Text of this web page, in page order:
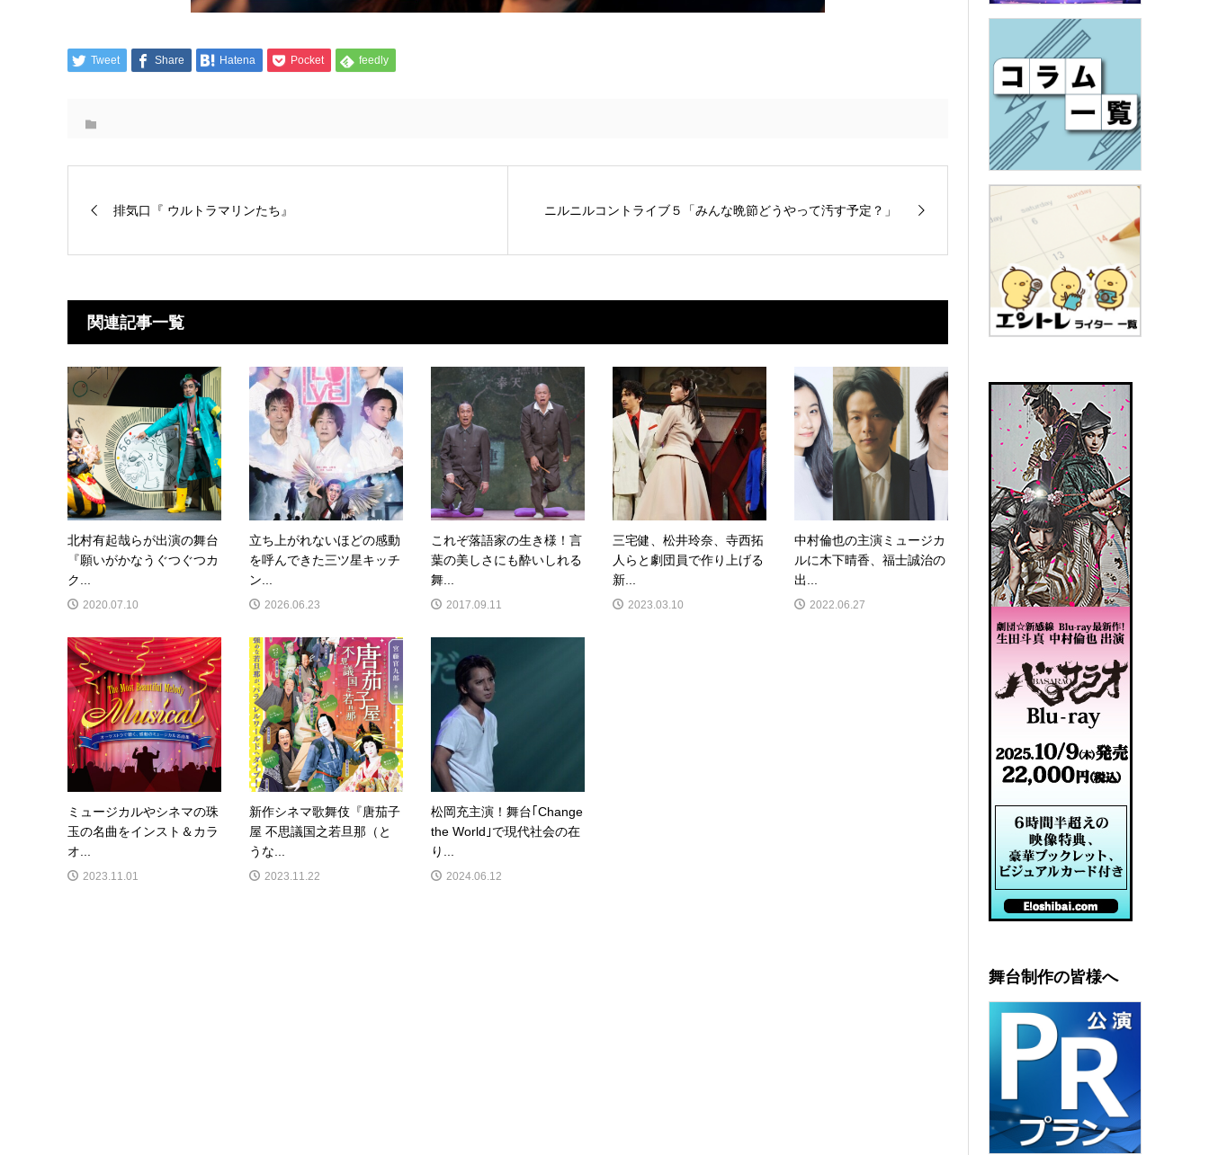
Tweet Share Hatena Pocket feedly
排気口『 ウルトラマリンたち』 ニルニルコントライブ５「みんな晩節どうやって汚す予定？」
関連記事一覧
北村有起哉らが出演の舞台
『願いがかなうぐつぐつカ
ク...
2020.07.10
立ち上がれないほどの感動
を呼んできた三ツ星キッチ
ン...
2026.06.23
これぞ落語家の生き様！言
葉の美しさにも酔いしれる
舞...
2017.09.11
三宅健、松井玲奈、寺西拓
人らと劇団員で作り上げる
新...
2023.03.10
中村倫也の主演ミュージカ
ルに木下晴香、福士誠治の
出...
2022.06.27
ミュージカルやシネマの珠
玉の名曲をインスト＆カラ
オ...
2023.11.01
新作シネマ歌舞伎『唐茄子
屋 不思議国之若旦那（と
うな...
2023.11.22
松岡充主演！舞台｢Change
the World｣で現代社会の在
り...
2024.06.12
舞台制作の皆様へ